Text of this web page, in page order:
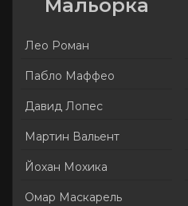
Мальорка
Лео Роман
Пабло Маффео
Давид Лопес
Мартин Вальент
Йохан Мохика
Омар Маскарель